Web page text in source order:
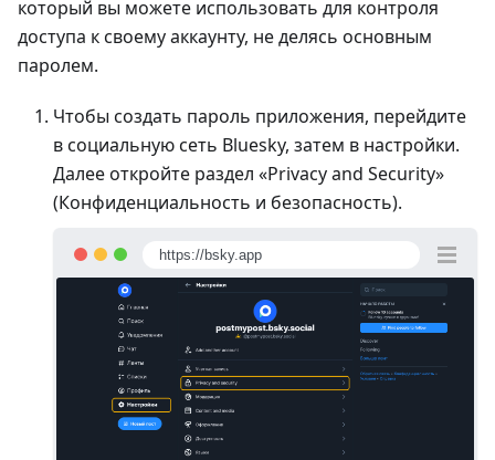
который вы можете использовать для контроля
доступа к своему аккаунту, не делясь основным
паролем.
Чтобы создать пароль приложения, перейдите
в социальную сеть Bluesky, затем в настройки.
Далее откройте раздел «Privacy and Security»
(Конфиденциальность и безопасность).
https://bsky.app